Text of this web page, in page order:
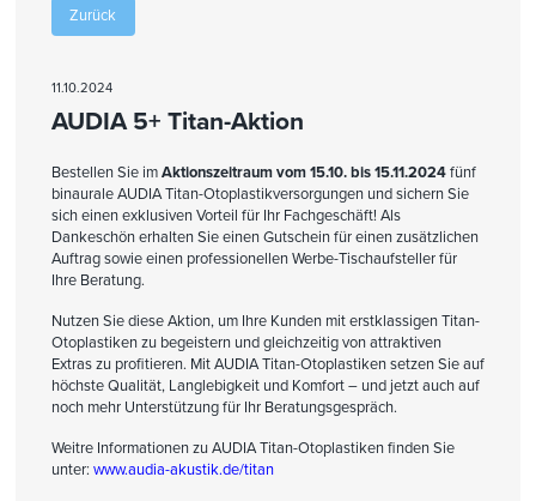
Zurück
11.10.2024
AUDIA 5+ Titan-Aktion
Bestellen Sie imAktionszeitraum vom 15.10. bis 15.11.2024fünf
binaurale AUDIA Titan-Otoplastikversorgungen und sichern Sie
sich einen exklusiven Vorteil für Ihr Fachgeschäft! Als
Dankeschön erhalten Sie einen Gutschein für einen zusätzlichen
Auftrag sowie einen professionellen Werbe-Tischaufsteller für
Ihre Beratung.
Nutzen Sie diese Aktion, um Ihre Kunden mit erstklassigen Titan-
Otoplastiken zu begeistern und gleichzeitig von attraktiven
Extras zu profitieren. Mit AUDIA Titan-Otoplastiken setzen Sie auf
höchste Qualität, Langlebigkeit und Komfort – und jetzt auch auf
noch mehr Unterstützung für Ihr Beratungsgespräch.
Weitre Informationen zu AUDIA Titan-Otoplastiken finden Sie
unter: www.audia-akustik.de/titan